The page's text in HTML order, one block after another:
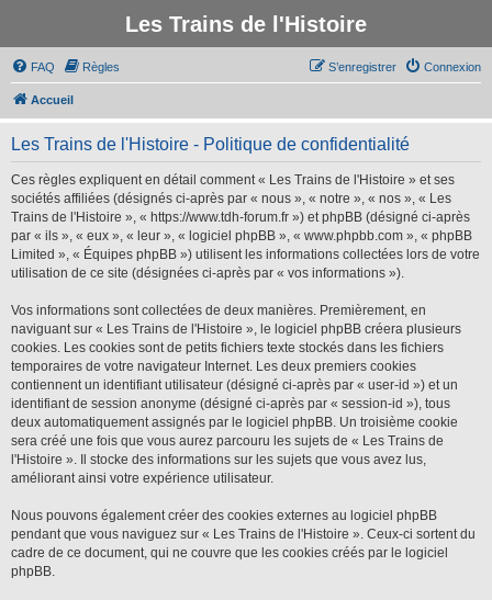
Les Trains de l'Histoire
FAQ Règles Connexion
S’enregistrer
Accueil
Les Trains de l'Histoire - Politique de confidentialité
Ces règles expliquent en détail comment « Les Trains de l'Histoire » et ses
sociétés affiliées (désignés ci-après par « nous », « notre », « nos », « Les
Trains de l'Histoire », « https://www.tdh-forum.fr ») et phpBB (désigné ci-après
par « ils », « eux », « leur », « logiciel phpBB », « www.phpbb.com », « phpBB
Limited », « Équipes phpBB ») utilisent les informations collectées lors de votre
utilisation de ce site (désignées ci-après par « vos informations »).
Vos informations sont collectées de deux manières. Premièrement, en
naviguant sur « Les Trains de l'Histoire », le logiciel phpBB créera plusieurs
cookies. Les cookies sont de petits fichiers texte stockés dans les fichiers
temporaires de votre navigateur Internet. Les deux premiers cookies
contiennent un identifiant utilisateur (désigné ci-après par « user-id ») et un
identifiant de session anonyme (désigné ci-après par « session-id »), tous
deux automatiquement assignés par le logiciel phpBB. Un troisième cookie
sera créé une fois que vous aurez parcouru les sujets de « Les Trains de
l'Histoire ». Il stocke des informations sur les sujets que vous avez lus,
améliorant ainsi votre expérience utilisateur.
Nous pouvons également créer des cookies externes au logiciel phpBB
pendant que vous naviguez sur « Les Trains de l'Histoire ». Ceux-ci sortent du
cadre de ce document, qui ne couvre que les cookies créés par le logiciel
phpBB.